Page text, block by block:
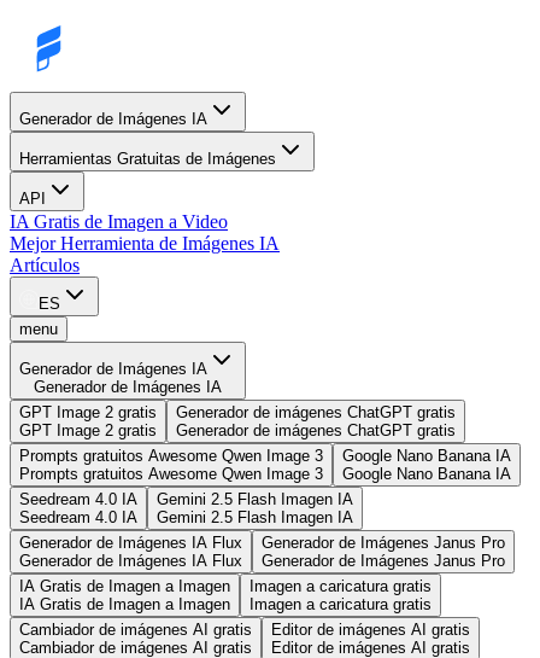
Generador de Imágenes IA
Herramientas Gratuitas de Imágenes
API
IA Gratis de Imagen a Video
Mejor Herramienta de Imágenes IA
Artículos
ES
menu
Generador de Imágenes IA
Generador de Imágenes IA
GPT Image 2 gratis
GPT Image 2 gratis
Generador de imágenes ChatGPT gratis
Generador de imágenes ChatGPT gratis
Prompts gratuitos Awesome Qwen Image 3
Prompts gratuitos Awesome Qwen Image 3
Google Nano Banana IA
Google Nano Banana IA
Seedream 4.0 IA
Seedream 4.0 IA
Gemini 2.5 Flash Imagen IA
Gemini 2.5 Flash Imagen IA
Generador de Imágenes IA Flux
Generador de Imágenes IA Flux
Generador de Imágenes Janus Pro
Generador de Imágenes Janus Pro
IA Gratis de Imagen a Imagen
IA Gratis de Imagen a Imagen
Imagen a caricatura gratis
Imagen a caricatura gratis
Cambiador de imágenes AI gratis
Cambiador de imágenes AI gratis
Editor de imágenes AI gratis
Editor de imágenes AI gratis